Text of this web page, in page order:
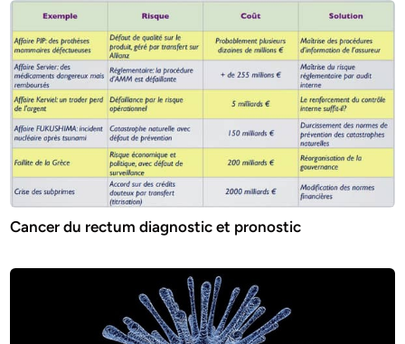
Cancer du rectum diagnostic et pronostic